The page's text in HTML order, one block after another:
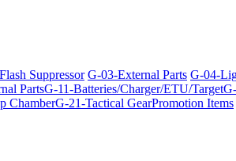
Suppressor G-03-External Parts G-04-
PartsG-11-Batteries/Charger/ETU/Target
ChamberG-21-Tactical GearPromotion Items